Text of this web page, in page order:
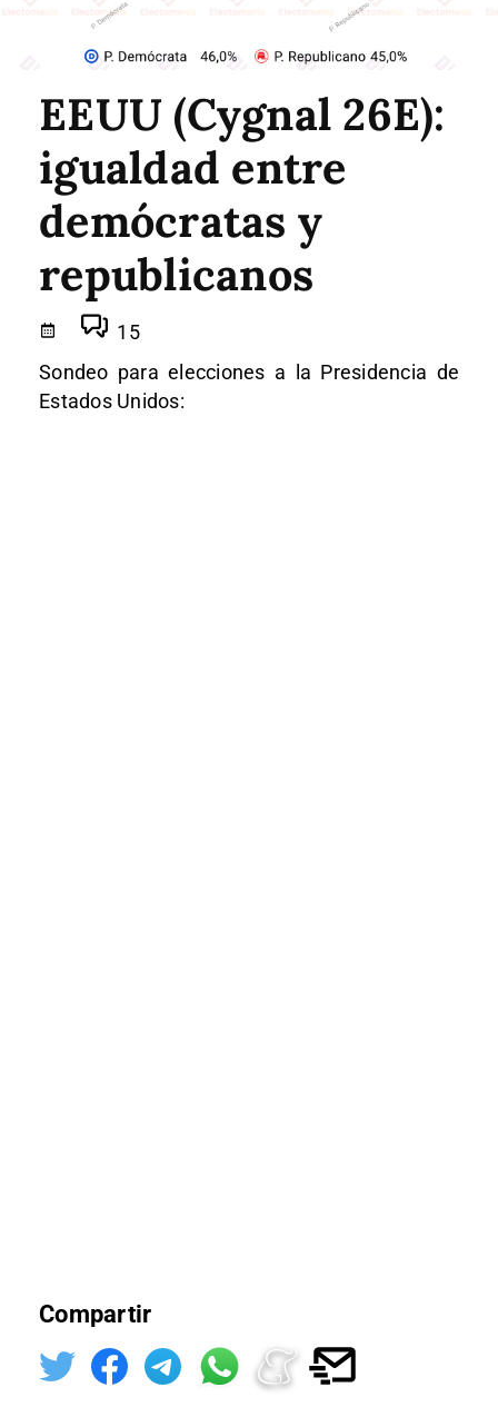
EEUU (Cygnal 26E):
igualdad entre
demócratas y
republicanos
15
Sondeo para elecciones a la Presidencia de
Estados Unidos:
Compartir